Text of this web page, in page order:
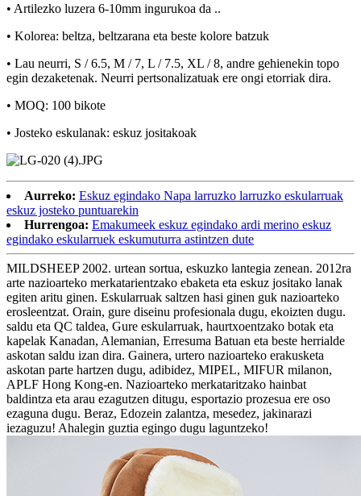
• Artilezko luzera 6-10mm ingurukoa da ..
• Kolorea: beltza, beltzarana eta beste kolore batzuk
• Lau neurri, S / 6.5, M / 7, L / 7.5, XL / 8, andre gehienekin topo
egin dezaketenak. Neurri pertsonalizatuak ere ongi etorriak dira.
• MOQ: 100 bikote
• Josteko eskulanak: eskuz jositakoak
Aurreko: Eskuz egindako Napa larruzko larruzko eskularruak
eskuz josteko puntuarekin
Hurrengoa: Emakumeek eskuz egindako ardi merino eskuz
egindako eskularruek eskumuturra astintzen dute
MILDSHEEP 2002. urtean sortua, eskuzko lantegia zenean. 2012ra
arte nazioarteko merkatarientzako ebaketa eta eskuz jositako lanak
egiten aritu ginen. Eskularruak saltzen hasi ginen guk nazioarteko
erosleentzat. Orain, gure diseinu profesionala dugu, ekoizten dugu.
saldu eta QC taldea, Gure eskularruak, haurtxoentzako botak eta
kapelak Kanadan, Alemanian, Erresuma Batuan eta beste herrialde
askotan saldu izan dira. Gainera, urtero nazioarteko erakusketa
askotan parte hartzen dugu, adibidez, MIPEL, MIFUR milanon,
APLF Hong Kong-en. Nazioarteko merkataritzako hainbat
baldintza eta arau ezagutzen ditugu, esportazio prozesua ere oso
ezaguna dugu. Beraz, Edozein zalantza, mesedez, jakinarazi
iezaguzu! Ahalegin guztia egingo dugu laguntzeko!